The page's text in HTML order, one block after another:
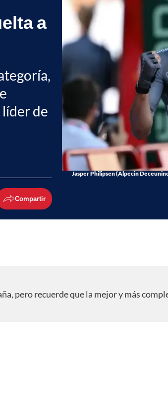
a
de
Compartir
Jasper Philipsen (Alpecin
pero recuerde que la mejor y más